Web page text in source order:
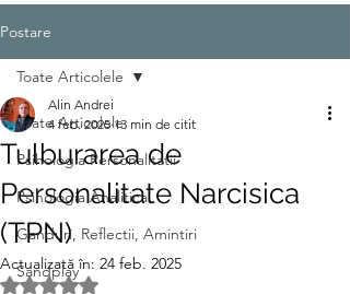
Postare
Toate Articolele
Psihologia Personalitatii
Psihologia Analitica
Ganduri, Reflectii, Amintiri
Sandplay
Toate Articolele
Tulburarea de
Personalitate Narcisica
(TPN)
Alin Andrei
4 feb. 2025 13 min de citit
Actualizată în: 24 feb. 2025
Evaluat(ă) cu NaN din 5 stele.